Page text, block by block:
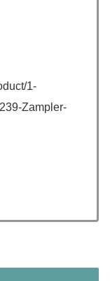
1-
Zampler-